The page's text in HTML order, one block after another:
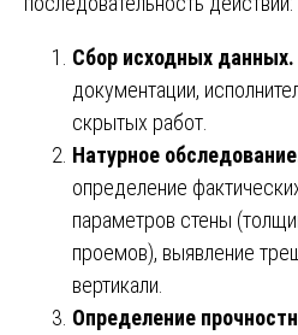
Сбор исходных данных.
документации,
скрытых работ.
Натурное
определение
параметров стены
проемов), выявление
вертикали.
Определение